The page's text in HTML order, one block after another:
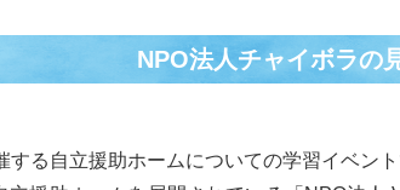
NPO法人チャイボラの
する自立援助ホームについての学習イベント